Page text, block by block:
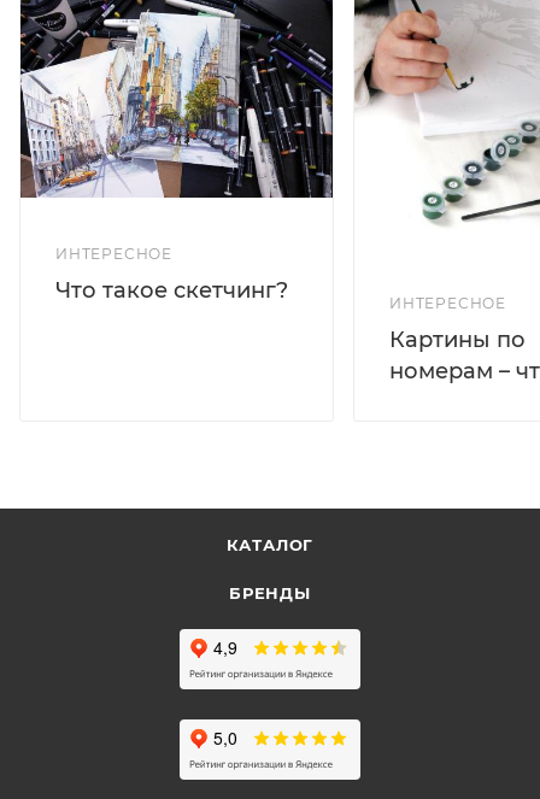
ИНТЕРЕСНОЕ
Что такое скетчинг?
ИНТЕРЕСНОЕ
Картины по
номерам –
КАТАЛОГ
БРЕНДЫ